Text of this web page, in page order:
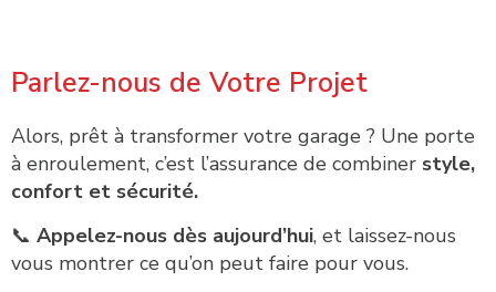
Parlez-nous de Votre Projet
Alors, prêt à transformer votre garage ? Une porte
à enroulement, c’est l’assurance de combiner style,
confort et sécurité.
📞 Appelez-nous dès aujourd’hui, et laissez-nous
vous montrer ce qu’on peut faire pour vous.